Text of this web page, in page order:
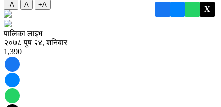
X
-A A +A
पालिका लाइभ
२०७८ पुष २४, शनिबार
1,390